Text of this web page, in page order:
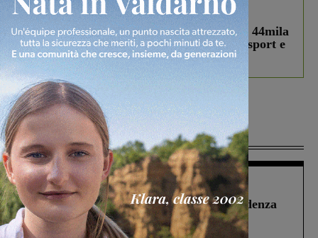
In vetrina 3 Agosto 2026
Estra Notizie agosto: Smart Cities, oltre 44mila
studenti coinvolti, torna il bando per lo sport e
debutta il podcast Estrair
Più lette
Figline Incisa Valdarno 1 Agosto 2026
Piscina di Figline finanziata oltre la scadenza
Pnrr, il gruppo di Fratelli d’Italia: “Un
ringraziamento al Governo”